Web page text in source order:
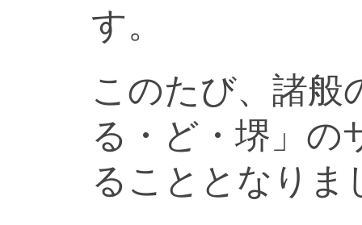
す。
このたび、諸般
る・ど・堺」の
ることとなりま